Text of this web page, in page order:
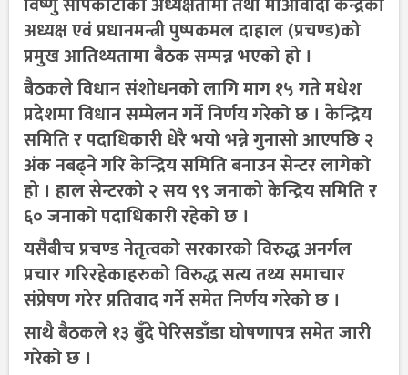
अध्यक्ष एवं प्रधानमन्त्री पुष्पकमल दाहाल (प्रचण्ड)को
प्रमुख आतिथ्यतामा बैठक सम्पन्न भएको हो ।
बैठकले विधान संशोधनको लागि माग १५ गते मधेश
प्रदेशमा विधान सम्मेलन गर्ने निर्णय गरेको छ । केन्द्रिय
समिति र पदाधिकारी धेरै भयो भन्ने गुनासो आएपछि २
अंक नबढ्ने गरि केन्द्रिय समिति बनाउन सेन्टर लागेको
हो । हाल सेन्टरको २ सय ९९ जनाको केन्द्रिय समिति र
६० जनाको पदाधिकारी रहेको छ ।
यसैबीच प्रचण्ड नेतृत्वको सरकारको विरुद्ध अनर्गल
प्रचार गरिरहेकाहरुको विरुद्ध सत्य तथ्य समाचार
संप्रेषण गरेर प्रतिवाद गर्ने समेत निर्णय गरेको छ ।
साथै बैठकले १३ बुँदे पेरिसडाँडा घोषणापत्र समेत जारी
गरेको छ ।